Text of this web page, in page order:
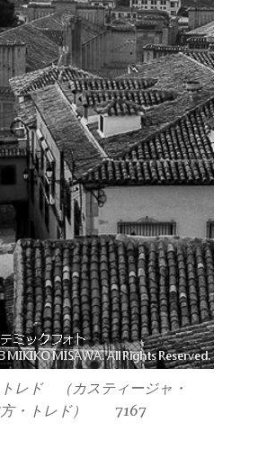
レド （カスティージャ・
方・トレド） 7167